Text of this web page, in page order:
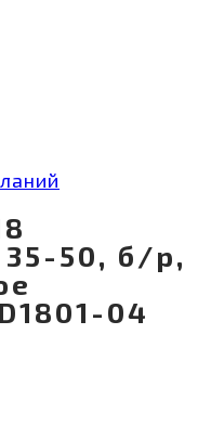
35-50, б/р,
04